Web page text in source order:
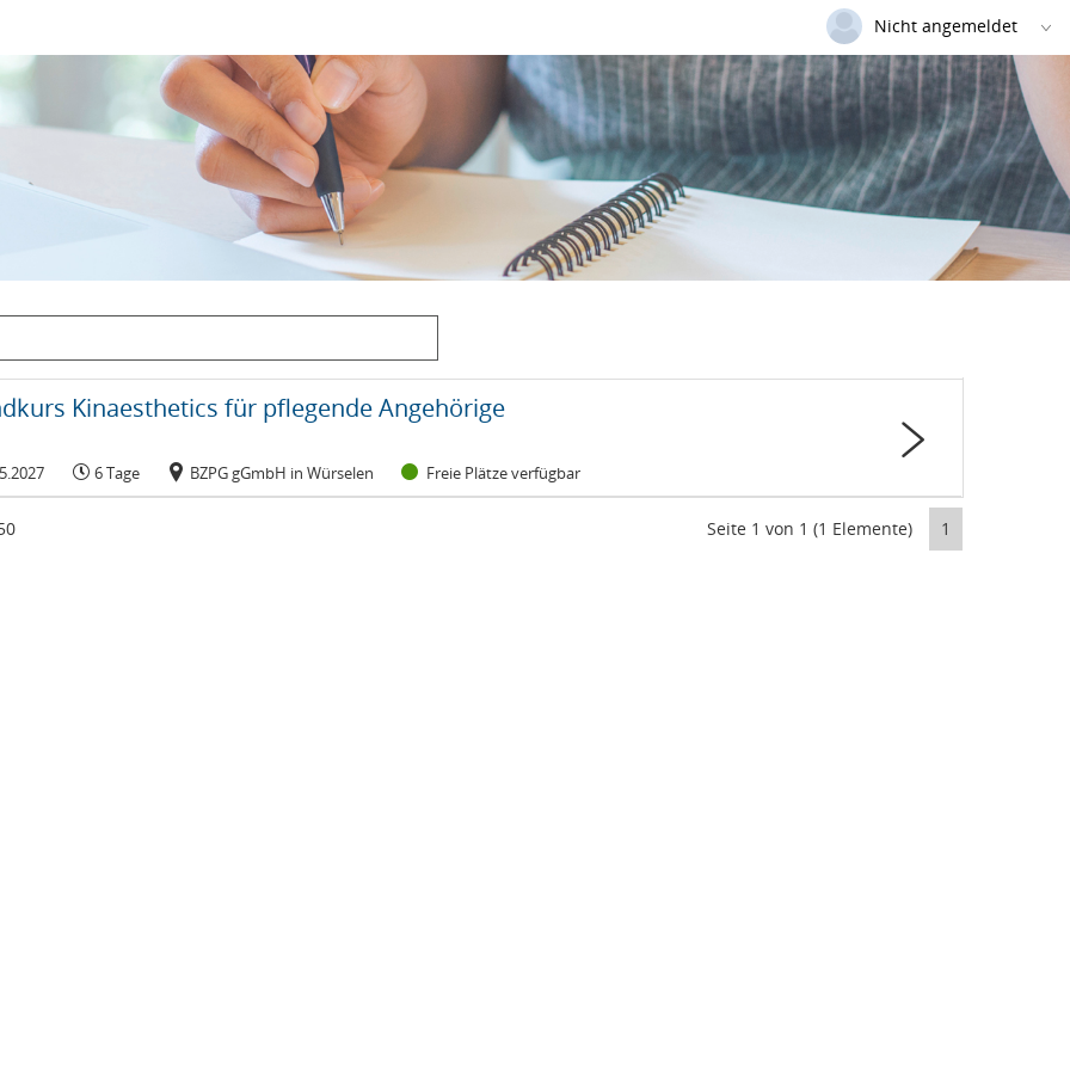
Nicht angemeldet
Deutsch
| Englisch
Login
Versionsnummer: 2025.3.06.58852
Kinaesthetics für pflegende Angehörige
6 Tage BZPG gGmbH in Würselen Freie Plätze verfügbar
Seite 1 von 1 (1 Elemente) 1